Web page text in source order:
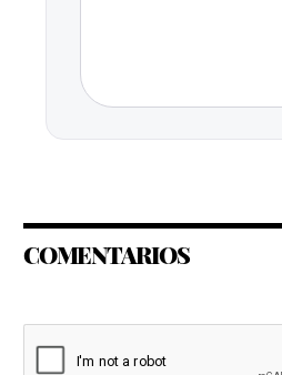
COMENTARIOS